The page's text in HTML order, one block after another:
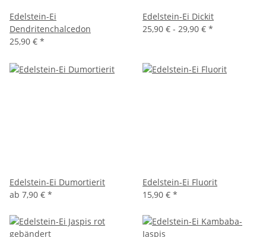
Edelstein-Ei
Dendritenchalcedon
25,90 € *
Edelstein-Ei Dickit
25,90 € - 29,90 € *
Edelstein-Ei Dumortierit
ab 7,90 € *
Edelstein-Ei Fluorit
15,90 € *